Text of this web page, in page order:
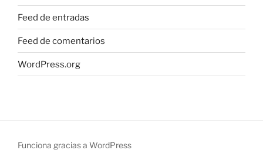
Feed de entradas
Feed de comentarios
WordPress.org
Funciona gracias a WordPress